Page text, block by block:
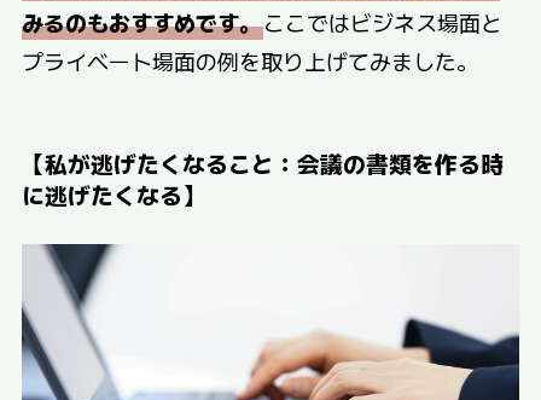
みるのもおすすめです。ここではビジネス場面と
プライベート場面の例を取り上げてみました。
【私が逃げたくなること：会議の書類を作る時
に逃げたくなる】